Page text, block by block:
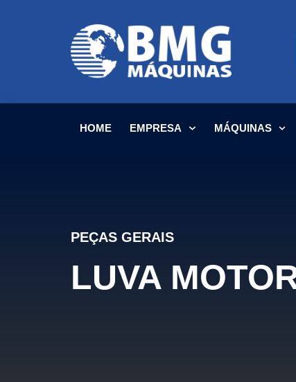
HOME EMPRESA MÁQUINAS
PEÇAS GERAIS
LUVA